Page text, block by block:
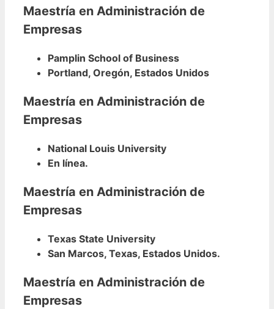
Maestría en Administración de
Empresas
Pamplin School of Business
Portland, Oregón, Estados Unidos
Maestría en Administración de
Empresas
National Louis University
En línea.
Maestría en Administración de
Empresas
Texas State University
San Marcos, Texas, Estados Unidos.
Maestría en Administración de
Empresas